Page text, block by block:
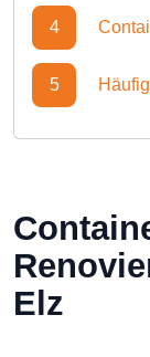
4
5
Elz